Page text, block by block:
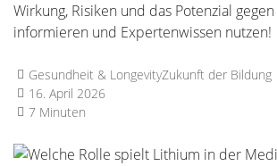
Wirkung, Risiken und das Potenzial
informieren und Expertenwissen nutzen!
Gesundheit & LongevityZukunft der Bildung
16. April 2026
7 Minuten